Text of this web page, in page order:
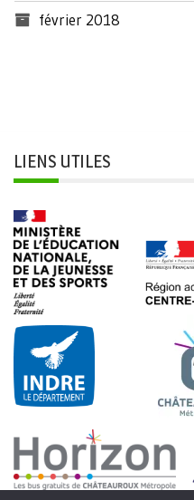
février 2018
LIENS UTILES